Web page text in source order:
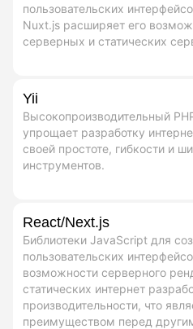
пользовательских
Nuxt.js расширяет его
серверных и статических
Yii
Высокопроизводительный
упрощает разработку
своей простоте, гибкости и
инструментов.
React/Next.js
Библиотеки JavaScript для
пользовательских
возможности серверного
статических интернет
производительности, что
преимуществом перед